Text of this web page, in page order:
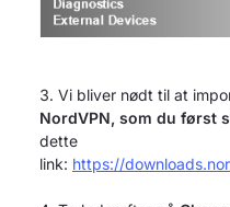
Vi bliver nødt til at
NordVPN, som du først
dette
link: https://